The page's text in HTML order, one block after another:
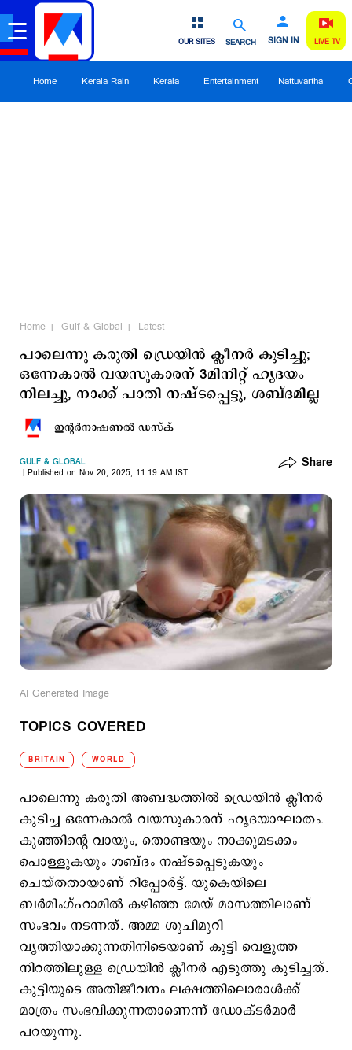
SEARCH SIGN IN
OUR SITES LIVE TV
Home Kerala Rain Kerala Entertainment Nattuvartha
Home Gulf & Global Latest
പാലെന്നു കരുതി ഡ്രെയിന്‍ ക്ലീനര്‍ കുടിച്ചു;
ഒന്നേകാല്‍ വയസുകാരന് 3മിനിറ്റ് ഹൃദയം
നിലച്ചു, നാക്ക് പാതി നഷ്ടപ്പെട്ടു, ശബ്ദമില്ല
ഇന്‍റര്‍നാഷണല്‍ ഡസ്ക്
GULF & GLOBAL
Published on Nov 20, 2025, 11:19 AM IST
Share
AI Generated Image
TOPICS COVERED
BRITAIN WORLD
പാലെന്നു കരുതി അബദ്ധത്തില്‍ ഡ്രെയിന്‍ ക്ലീനര്‍
കുടിച്ച ഒന്നേകാല്‍ വയസുകാരന് ഹൃദയാഘാതം.
കുഞ്ഞിന്റെ വായും, തൊണ്ടയും നാക്കുമടക്കം
പൊള്ളുകയും ശബ്ദം നഷ്ടപ്പെടുകയും
ചെയ്തതായാണ് റിപ്പോര്‍ട്ട്. യുകെയിലെ
ബര്‍മിംഗ്ഹാമില്‍ കഴിഞ്ഞ മേയ് മാസത്തിലാണ്
സംഭവം നടന്നത്. അമ്മ ശുചിമുറി
വൃത്തിയാക്കുന്നതിനിടെയാണ് കുട്ടി വെളുത്ത
നിറത്തിലുള്ള ഡ്രെയിന്‍ ക്ലീനര്‍ എടുത്തു കുടിച്ചത്.
കുട്ടിയുടെ അതിജീവനം ലക്ഷത്തിലൊരാള്‍ക്ക്
മാത്രം സംഭവിക്കുന്നതാണെന്ന് ഡോക്ടര്‍മാര്‍
പറയുന്നു.